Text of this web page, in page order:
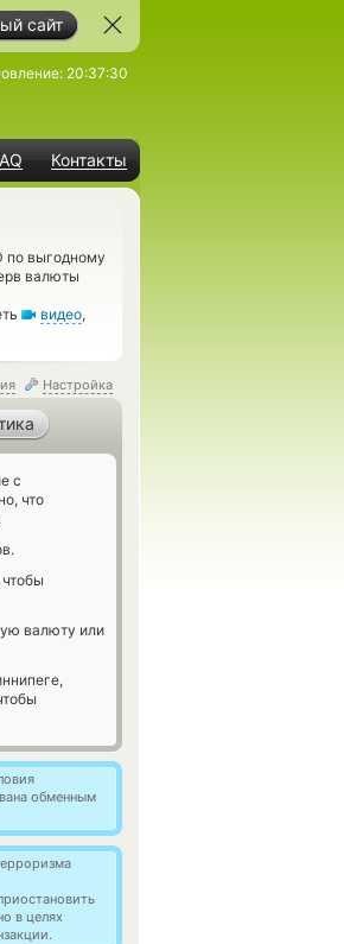
сайт
Контакты
20:37:30
по выгодному
валюты
видео,
Настройка
с
что
валюту или
обменным
в целях